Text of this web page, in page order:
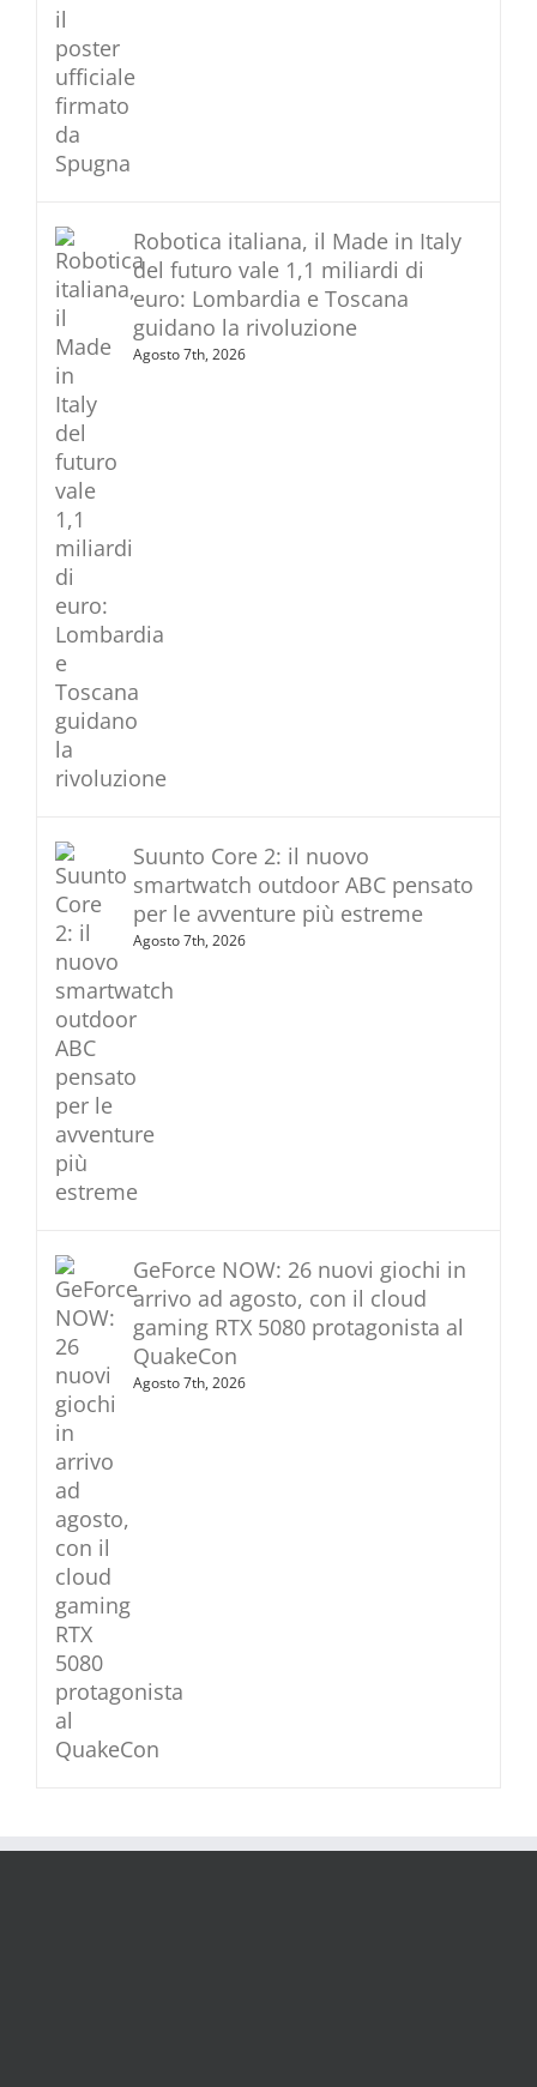
Robotica italiana, il Made in Italy
del futuro vale 1,1 miliardi di
euro: Lombardia e Toscana
guidano la rivoluzione
Agosto 7th, 2026
Suunto Core 2: il nuovo
smartwatch outdoor ABC pensato
per le avventure più estreme
Agosto 7th, 2026
GeForce NOW: 26 nuovi giochi in
arrivo ad agosto, con il cloud
gaming RTX 5080 protagonista al
QuakeCon
Agosto 7th, 2026